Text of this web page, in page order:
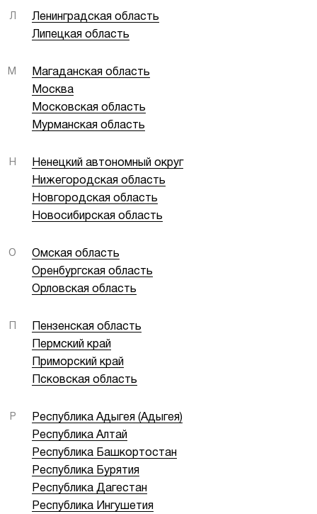
Л
Ленинградская область
Липецкая область
М
Магаданская область
Москва
Московская область
Мурманская область
Н
Ненецкий автономный округ
Нижегородская область
Новгородская область
Новосибирская область
О
Омская область
Оренбургская область
Орловская область
Пензенская область
Пермский край
Приморский край
Псковская область
Р
Республика Адыгея (Адыгея)
Республика Алтай
Республика Башкортостан
Республика Бурятия
Республика Дагестан
Республика Ингушетия